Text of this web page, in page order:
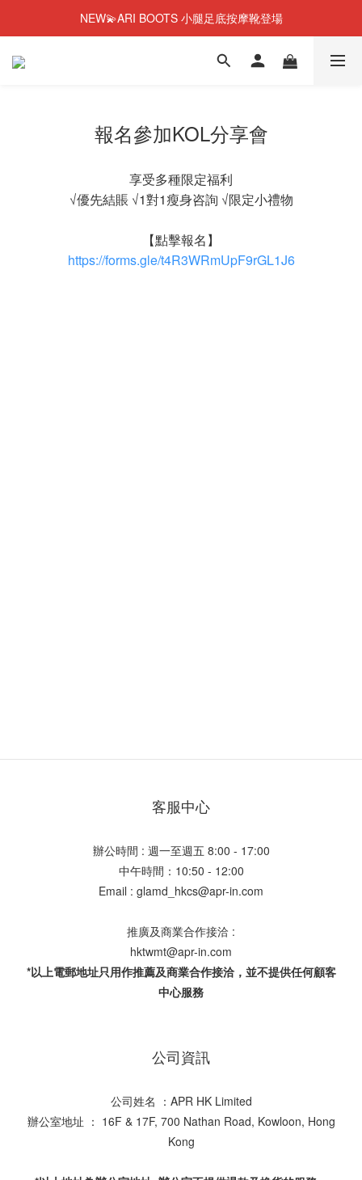
NEW💫ARI BOOTS 小腿足底按摩靴登場
NEW💫ARI BOOTS 小腿足底按摩靴登場
今個夏天零糖輕鬆瘦⭐限時58%OFF＋贈品
NEW💫ARI BOOTS 小腿足底按摩靴登場
報名參加KOL分享會
享受多種限定福利
√優先結賬 √1對1瘦身咨詢 √限定小禮物
【點擊報名】
https://forms.gle/t4R3WRmUpF9rGL1J6
客服中心
辦公時間 : 週一至週五 8:00 - 17:00
中午時間：10:50 - 12:00
Email : glamd_hkcs@apr-in.com
推廣及商業合作接洽 :
hktwmt@apr-in.com
*以上電郵地址只用作推薦及商業合作接洽，並不提供任何顧客
中心服務
公司資訊
公司姓名 ：APR HK Limited
辦公室地址 ： 16F & 17F, 700 Nathan Road, Kowloon, Hong
Kong